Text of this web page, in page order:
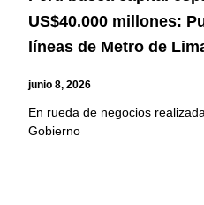
US$40.000 millones:
líneas de Metro de
junio 8, 2026
En rueda de negocios
Gobierno